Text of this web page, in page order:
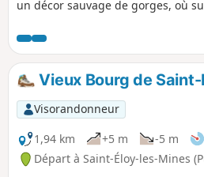
un décor sauvage de gorges, où
rives du Chat-Cros.
Vieux Bourg de Saint-
Visorandonneur
1,94 km
+5 m -5 m
Départ à Saint-Éloy-les-Mines